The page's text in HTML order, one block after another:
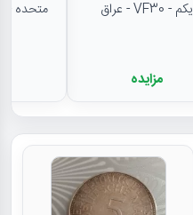
یکم - VF30 - عراق
مزایده
متحده - MS62 - مکزیک